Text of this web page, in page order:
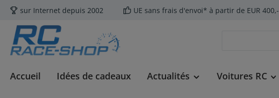
au contenu principal
Passer à la recherche
Passer à la navigation principale
sur Internet depuis 2002 UE sans frais d'envoi* à partir de EUR 400,-
Accueil Idées de cadeaux Actualités Voitures RC